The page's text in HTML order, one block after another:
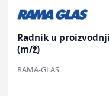
Radnik u proizvodnji
(m/ž)
RAMA-GLAS